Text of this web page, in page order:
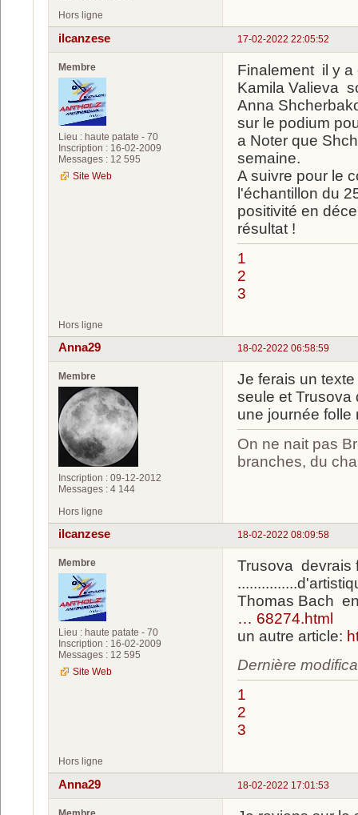
Hors ligne
17-02-2022 22:05:52
ilcanzese
Membre
Lieu : haute patate - 70
Inscription : 16-02-2009
Messages : 12 595
Site Web
Finalement il y a
Kamila Valieva
Anna
sur le podium
a Noter que
semaine.
A suivre pour le
l'échantillon du
positivité en
résultat !
1
2
3
Hors ligne
18-02-2022 06:58:59
Anna29
Membre
Inscription : 09-12-2012
Messages : 4 144
Je ferais un
seule et Trusova
une journée folle
On ne nait pas
branches, du
Hors ligne
18-02-2022 08:09:58
ilcanzese
Membre
Lieu : haute patate - 70
Inscription : 16-02-2009
Messages : 12 595
Site Web
Trusova devrais
Thomas Bach
… 68274.html
un autre article:
Dernière
1
2
3
Hors ligne
18-02-2022 17:01:53
Anna29